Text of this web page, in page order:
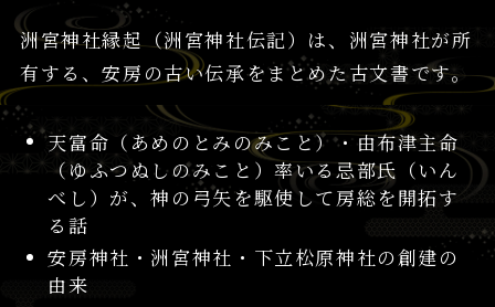
洲宮神社縁起（洲宮神社伝記）は、洲宮神社が所
有する、安房の古い伝承をまとめた古文書です。
天富命（あめのとみのみこと）・由布津主命
（ゆふつぬしのみこと）率いる忌部氏（いん
べし）が、神の弓矢を駆使して房総を開拓す
る話
安房神社・洲宮神社・下立松原神社の創建の
由来